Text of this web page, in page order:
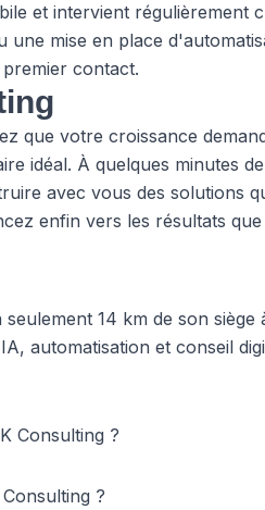
et intervient régulièrement
mise en place
contact.
que votre croissance
idéal. À quelques minutes
avec vous des solutions
enfin vers les résultats
14 km de son siège
automatisation et conseil
Consulting ?
?